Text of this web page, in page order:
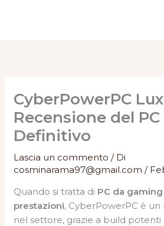
CyberPowerPC
Recensione del
Definitivo
Lascia un commento / Di
cosminarama97@gmail.com/
Quando si tratta di PC da
prestazioni, CyberPowerPC è
nel settore, grazie a build